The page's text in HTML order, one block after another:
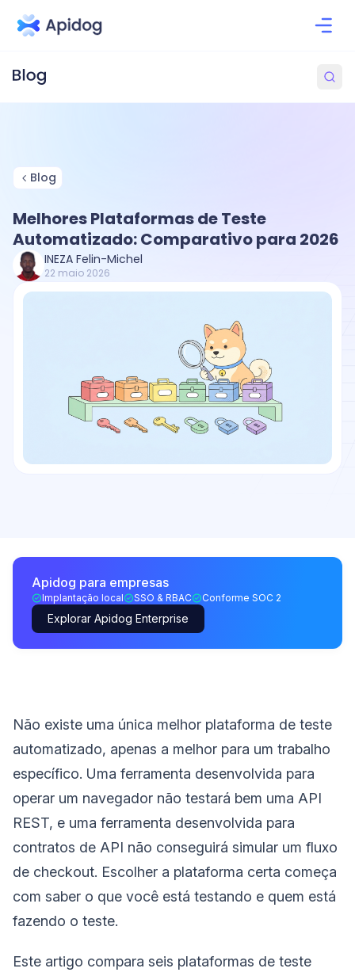
Blog
Melhores Plataformas de Teste
Automatizado: Comparativo para 2026
INEZA Felin-Michel
22 maio 2026
Apidog para empresas
Implantação local SSO & RBAC Conforme SOC 2
Explorar Apidog Enterprise
Não existe uma única melhor plataforma de teste
automatizado, apenas a melhor para um trabalho
específico. Uma ferramenta desenvolvida para
operar um navegador não testará bem uma API
REST, e uma ferramenta desenvolvida para
contratos de API não conseguirá simular um fluxo
de checkout. Escolher a plataforma certa começa
com saber o que você está testando e quem está
fazendo o teste.
Este artigo compara seis plataformas de teste